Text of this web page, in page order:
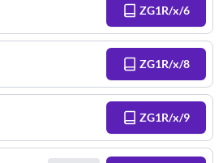
ZG1R/x/6
ZG1R/x/8
ZG1R/x/9